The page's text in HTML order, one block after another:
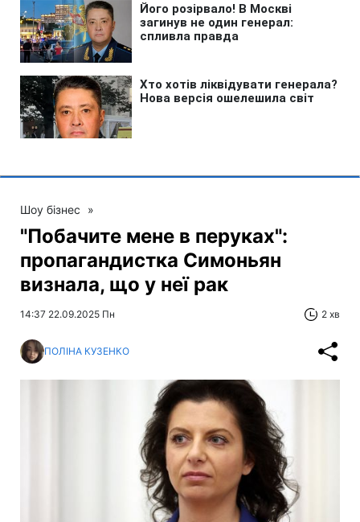
Шоу бізнес »
"Побачите мене в перуках":
пропагандистка Симоньян
визнала, що у неї рак
14:37 22.09.2025 Пн 2 хв
ПОЛІНА КУЗЕНКО